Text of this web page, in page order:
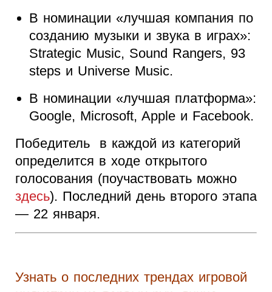
В номинации «лучшая компания по
созданию музыки и звука в играх»:
Strategic Music, Sound Rangers, 93
steps и Universe Music.
В номинации «лучшая платформа»:
Google, Microsoft, Apple и Facebook.
Победитель в каждой из категорий
определится в ходе открытого
голосования (поучаствовать можно
здесь). Последний день второго этапа
— 22 января.
Узнать о последних трендах игровой